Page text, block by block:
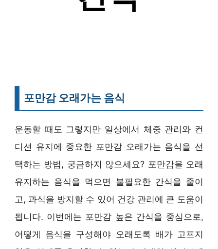
포만감 오래가는 음식
운동할 때도 그렇지만 일상에서 체중 관리와 컨
디션 유지에 중요한 포만감 오래가는 음식을 선
택하는 방법, 궁금하지 않으세요? 포만감을 오래
유지하는 음식을 먹으면 불필요한 간식을 줄이
고, 과식을 방지할 수 있어 건강 관리에 큰 도움이
됩니다. 이번에는 포만감 높은 간식을 중심으로,
어떻게 음식을 구성해야 오래도록 배가 고프지